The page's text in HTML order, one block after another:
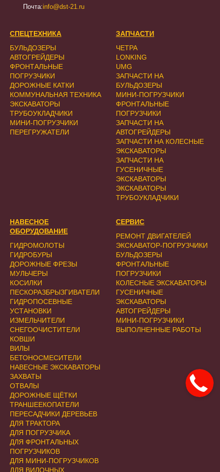
Почта:info@dst-21.ru
СПЕЦТЕХНИКА
БУЛЬДОЗЕРЫ
АВТОГРЕЙДЕРЫ
ФРОНТАЛЬНЫЕ
ПОГРУЗЧИКИ
ДОРОЖНЫЕ КАТКИ
КОММУНАЛЬНАЯ ТЕХНИКА
ЭКСКАВАТОРЫ
ТРУБОУКЛАДЧИКИ
МИНИ-ПОГРУЗЧИКИ
ПЕРЕГРУЖАТЕЛИ
НАВЕСНОЕ
ОБОРУДОВАНИЕ
ГИДРОМОЛОТЫ
ГИДРОБУРЫ
ДОРОЖНЫЕ ФРЕЗЫ
МУЛЬЧЕРЫ
КОСИЛКИ
ПЕСКОРАЗБРЫЗГИВАТЕЛИ
ГИДРОПОСЕВНЫЕ
УСТАНОВКИ
ИЗМЕЛЬЧИТЕЛИ
СНЕГООЧИСТИТЕЛИ
КОВШИ
ВИЛЫ
БЕТОНОСМЕСИТЕЛИ
НАВЕСНЫЕ ЭКСКАВАТОРЫ
ЗАХВАТЫ
ОТВАЛЫ
ДОРОЖНЫЕ ЩЁТКИ
ТРАНШЕЕКОПАТЕЛИ
ПЕРЕСАДЧИКИ ДЕРЕВЬЕВ
ДЛЯ ТРАКТОРА
ДЛЯ ПОГРУЗЧИКА
ДЛЯ ФРОНТАЛЬНЫХ
ПОГРУЗЧИКОВ
ДЛЯ МИНИ-ПОГРУЗЧИКОВ
ДЛЯ ВИЛОЧНЫХ
ЗАПЧАСТИ
ЧЕТРА
LONKING
UMG
ЗАПЧАСТИ НА
БУЛЬДОЗЕРЫ
МИНИ-ПОГРУЗЧИКИ
ФРОНТАЛЬНЫЕ
ПОГРУЗЧИКИ
ЗАПЧАСТИ НА
АВТОГРЕЙДЕРЫ
ЗАПЧАСТИ НА КОЛЕСНЫЕ
ЭКСКАВАТОРЫ
ЗАПЧАСТИ НА
ГУСЕНИЧНЫЕ
ЭКСКАВАТОРЫ
ЭКСКАВАТОРЫ
ТРУБОУКЛАДЧИКИ
СЕРВИС
РЕМОНТ ДВИГАТЕЛЕЙ
ЭКСКАВАТОР-ПОГРУЗЧИКИ
БУЛЬДОЗЕРЫ
ФРОНТАЛЬНЫЕ
ПОГРУЗЧИКИ
КОЛЕСНЫЕ ЭКСКАВАТОРЫ
ГУСЕНИЧНЫЕ
ЭКСКАВАТОРЫ
АВТОГРЕЙДЕРЫ
МИНИ-ПОГРУЗЧИКИ
ВЫПОЛНЕННЫЕ РАБОТЫ